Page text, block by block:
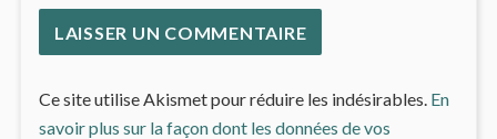
Ce site utilise Akismet pour réduire les indésirables. En
savoir plus sur la façon dont les données de vos